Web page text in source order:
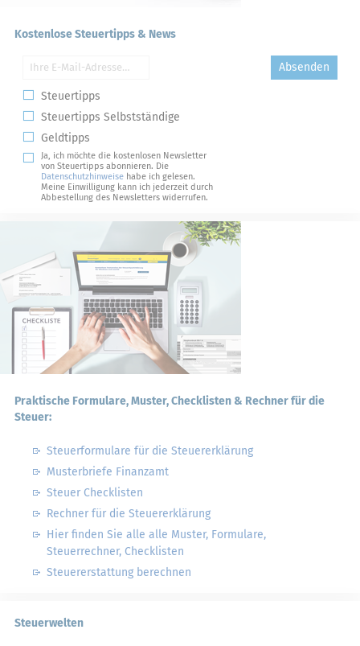
Kostenlose Steuertipps & News
Absenden
Steuertipps
Steuertipps Selbstständige
Geldtipps
Ja, ich möchte die kostenlosen Newsletter
von Steuertipps abonnieren. Die
Datenschutzhinweise habe ich gelesen.
Meine Einwilligung kann ich jederzeit durch
Abbestellung des Newsletters widerrufen.
Praktische Formulare, Muster, Checklisten & Rechner für die
Steuer:
Steuerformulare für die Steuererklärung
Musterbriefe Finanzamt
Steuer Checklisten
Rechner für die Steuererklärung
Hier finden Sie alle alle Muster, Formulare,
Steuerrechner, Checklisten
Steuererstattung berechnen
Steuerwelten